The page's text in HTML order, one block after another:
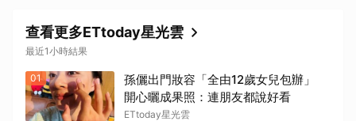
查看更多ETtoday星光雲
最近1小時結果
01
孫儷出門妝容「全由12歲女兒包辦」
開心曬成果照：連朋友都說好看
ETtoday星光雲